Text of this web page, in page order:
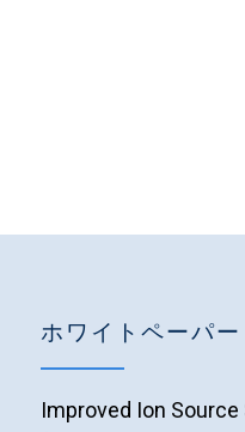
ホワイトペーパー
Improved Ion